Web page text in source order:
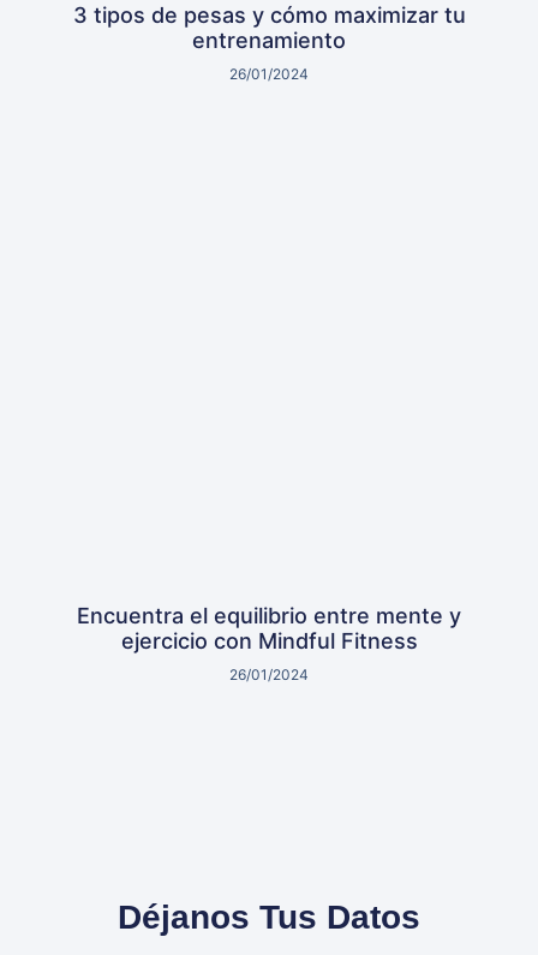
3 tipos de pesas y cómo maximizar tu
entrenamiento
26/01/2024
Encuentra el equilibrio entre mente y
ejercicio con Mindful Fitness
26/01/2024
Déjanos Tus Datos